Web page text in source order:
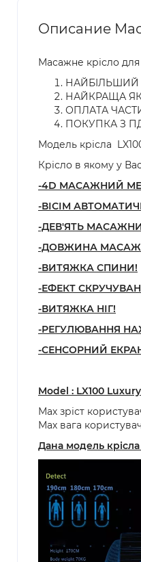
Описание
Масажне крісло
НАЙБІЛЬШИЙ
НАЙКРАЩА
ОПЛАТА
ПОКУПКА З
Модель крісла
Крісло в якому у
-4D МАСАЖНИЙ
-ВІСІМ
-ДЕВ'ЯТЬ
-ДОВЖИНА
-ВИТЯЖКА СПИНИ!
-ЕФЕКТ
-ВИТЯЖКА НІГ!
-РЕГУЛЮВАННЯ
-СЕНСОРНИЙ ЕК
Model : LX100 Luxury
Мах зріст
Мах вага
Дана модель